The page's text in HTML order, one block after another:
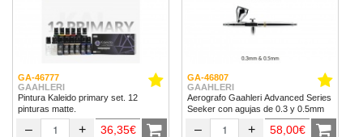
GA-46777
GAAHLERI
Pintura Kaleido primary set. 12
pinturas matte.
– + 36,35€
GA-46807
GAAHLERI
Aerografo Gaahleri Advanced Series
Seeker con agujas de 0.3 y 0.5mm
– + 58,00€